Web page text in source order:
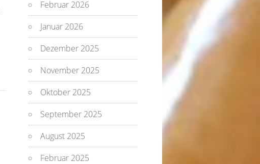
Februar 2026
Januar 2026
Dezember 2025
November 2025
Oktober 2025
September 2025
August 2025
Februar 2025